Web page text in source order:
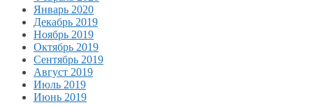
Январь 2020
Декабрь 2019
Ноябрь 2019
Октябрь 2019
Сентябрь 2019
Август 2019
Июль 2019
Июнь 2019